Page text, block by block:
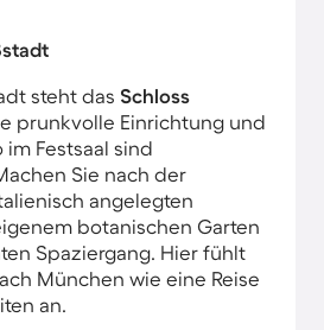
steht das Schloss
prunkvolle Einrichtung und
Festsaal sind
Sie nach der
angelegten
botanischen Garten
Spaziergang. Hier fühlt
München wie eine Reise
an.